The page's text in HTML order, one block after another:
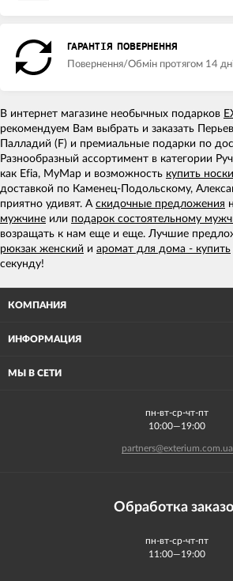
ГАРАНТІЯ ПОВЕРНЕННЯ
Повернення/Обмін протягом 14
В интернет магазине необычных подарков
рекомендуем Вам выбрать и заказать
Палладий (F) и премиальные подарки по
Разнообразный ассортимент в категории
как Efia, MyMap и возможность купить
доставкой по Каменец-Подольскому,
приятно удивят. А скидочные предложения
мужчине или подарок состоятельному
возращать к нам еще и еще. Лучшие
рюкзак женский и аромат для дома - купить
секунду!
КОМПАНИЯ
ИНФОРМАЦИЯ
МЫ В СЕТИ
пн-вт-ср-чт-пт
10:00—19:00
partners@exterium.com.ua
Обработка
пн-вт-ср-чт-пт
11:00—19:00